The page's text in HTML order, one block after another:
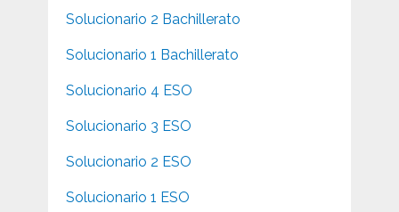
Solucionario 2 Bachillerato
Solucionario 1 Bachillerato
Solucionario 4 ESO
Solucionario 3 ESO
Solucionario 2 ESO
Solucionario 1 ESO